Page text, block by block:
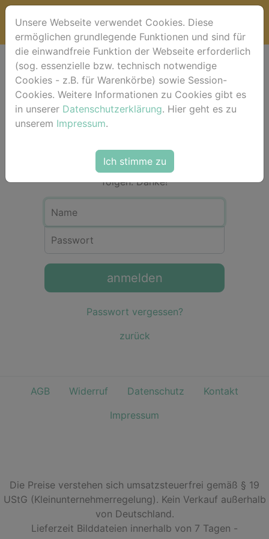
Anmeldung
Für eine Bestellung in unserem Shop ist
eine Registrierung bzw. Anmeldung
einfach dem Check-out-Vorgang über
dem Warenkorb Schritt für Schritt
folgen. Danke!
anmelden
Passwort vergessen?
zurück
Unsere Webseite verwendet Cookies. Diese
ermöglichen grundlegende Funktionen und sind für
die einwandfreie Funktion der Webseite erforderlich
(sog. essenzielle bzw. technisch notwendige
Cookies - z.B. für Warenkörbe) sowie Session-
Cookies. Weitere Informationen zu Cookies gibt es
in unserer Datenschutzerklärung. Hier geht es zu
unserem Impressum.
Ich stimme zu
AGB Widerruf Datenschutz
Kontakt
Impressum
Die Preise verstehen sich umsatzsteuerfrei gemäß § 19
UStG (Kleinunternehmerregelung). Kein Verkauf außerhalb
von Deutschland.
Lieferzeit Bilddateien innerhalb von 7 Tagen -